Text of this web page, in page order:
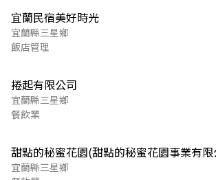
宜蘭民宿美好時光
宜蘭縣三星鄉
飯店管理
捲起有限公司
宜蘭縣三星鄉
餐飲業
甜點的秘蜜花園(甜點的秘蜜花園事業有
宜蘭縣三星鄉